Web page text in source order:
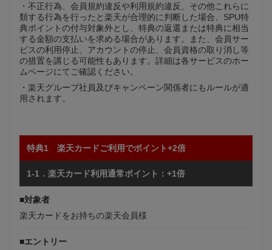
・不正行為、会員規約違反や利用規約違反、その他これらに
類する行為を行ったと楽天が合理的に判断した場合、SPU特
典ポイントの付与対象外とし、特典の返還または特典に相当
する金額の支払いを求める場合があります。また、会員サー
ビスの利用停止、アカウントの停止、会員資格の取り消し等
の措置を講じる可能性もあります。詳細は各サービスのホー
ムページにてご確認ください。
・楽天グループ社員及びキャンペーン関係者にもルールが適
用されます。
特典1 楽天カードご利用でポイント+2倍
1-1．楽天カード利用通常ポイント：+1倍
■対象者
楽天カードをお持ちの楽天会員様
■エントリー